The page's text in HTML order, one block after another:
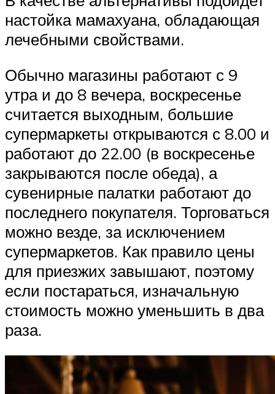
настойка мамахуана, обладающая
лечебными свойствами.
Обычно магазины работают с 9
утра и до 8 вечера, воскресенье
считается выходным, большие
супермаркеты открываются с 8.00 и
работают до 22.00 (в воскресенье
закрываются после обеда), а
сувенирные палатки работают до
последнего покупателя. Торговаться
можно везде, за исключением
супермаркетов. Как правило цены
для приезжих завышают, поэтому
если постараться, изначальную
стоимость можно уменьшить в два
раза.